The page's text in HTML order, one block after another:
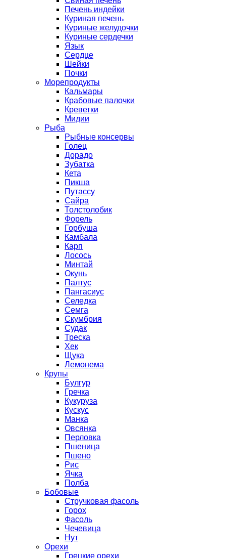
Печень индейки
Куриная печень
Куриные желудочки
Куриные сердечки
Язык
Сердце
Шейки
Почки
Морепродукты
Кальмары
Крабовые палочки
Креветки
Мидии
Рыба
Рыбные консервы
Голец
Дорадо
Зубатка
Кета
Пикша
Путассу
Сайра
Толстолобик
Форель
Горбуша
Камбала
Карп
Лосось
Минтай
Окунь
Палтус
Пангасиус
Селедка
Семга
Скумбрия
Судак
Треска
Хек
Щука
Лемонема
Крупы
Булгур
Гречка
Кукуруза
Кускус
Манка
Овсянка
Перловка
Пшеница
Пшено
Рис
Ячка
Полба
Бобовые
Стручковая фасоль
Горох
Фасоль
Чечевица
Нут
Орехи
Грецкие орехи